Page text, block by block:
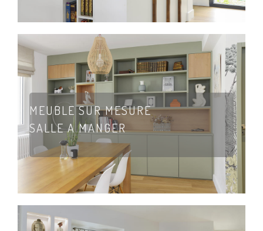
MEUBLE SUR MESURE
SALLE A MANGER